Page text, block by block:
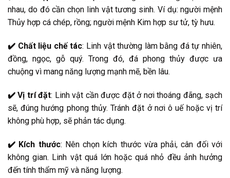
nhau, do đó cần chọn linh vật tương sinh. Ví dụ: người mệnh
Thủy hợp cá chép, rồng; người mệnh Kim hợp sư tử, tỳ hưu.
✔️ Chất liệu chế tác: Linh vật thường làm bằng đá tự nhiên,
đồng, ngọc, gỗ quý. Trong đó, đá phong thủy được ưa
chuộng vì mang năng lượng mạnh mẽ, bền lâu.
✔️ Vị trí đặt: Linh vật cần được đặt ở nơi thoáng đãng, sạch
sẽ, đúng hướng phong thủy. Tránh đặt ở nơi ô uế hoặc vị trí
không phù hợp, sẽ phản tác dụng.
✔️ Kích thước: Nên chọn kích thước vừa phải, cân đối với
không gian. Linh vật quá lớn hoặc quá nhỏ đều ảnh hưởng
đến tính thẩm mỹ và năng lượng.